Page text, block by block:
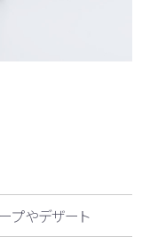
プやデザート